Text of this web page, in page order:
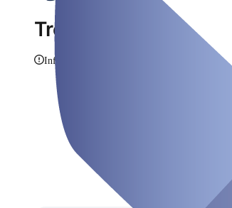
Tredde 11
Info weergeven